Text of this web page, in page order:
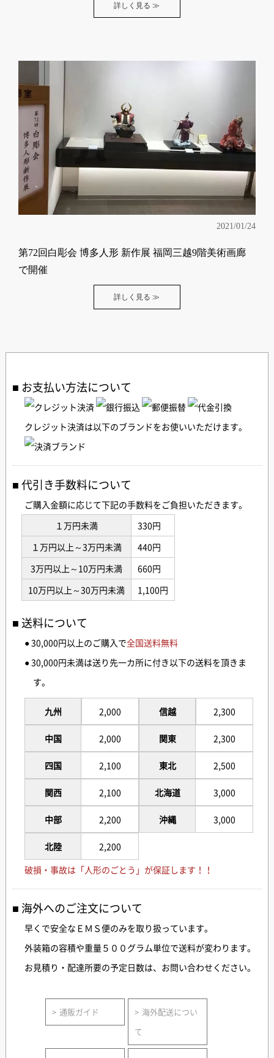
詳しく見る ≫
2021/01/24
第72回白彫会 博多人形 新作展 福岡三越9階美術画廊
で開催
詳しく見る ≫
お支払い方法について
クレジット決済は以下のブランドをお使いいただけます。
代引き手数料について
ご購入金額に応じて下記の手数料をご負担いただきます。
１万円未満
330円
１万円以上～3万円未満
440円
3万円以上～10万円未満
660円
10万円以上～30万円未満
1,100円
送料について
● 30,000円以上のご購入で全国送料無料
● 30,000円未満は送り先一カ所に付き以下の送料を頂きま
す。
九州
中国
四国
関西
中部
北陸
2,000
2,000
2,100
2,100
2,200
2,200
信越
関東
東北
北海道
沖縄
2,300
2,300
2,500
3,000
3,000
破損・事故は「人形のごとう」が保証します！！
海外へのご注文について
早くで安全なＥＭＳ便のみを取り扱っています。
外装箱の容積や重量５００グラム単位で送料が変わります。
お見積り・配達所要の予定日数は、お問い合わせください。
通販ガイド
海外配送につい
て